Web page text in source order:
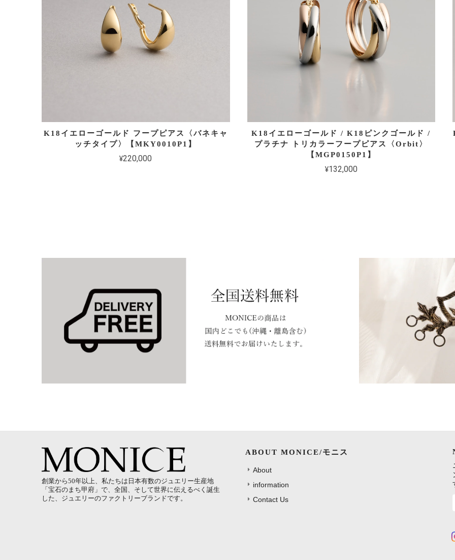
K18イエローゴールド フープピアス〈バネキャ
ッチタイプ〉【MKY0010P1】
¥220,000
K18イエローゴールド / K18ピンクゴールド /
プラチナ トリカラーフープピアス〈Orbit〉
【MGP0150P1】
¥132,000
創業から50年以上、私たちは日本有数のジュエリー生産地
「宝石のまち甲府」で、全国、そして世界に伝えるべく誕生
した、ジュエリーのファクトリーブランドです。
ABOUT MONICE/モニス
About
information
Contact Us